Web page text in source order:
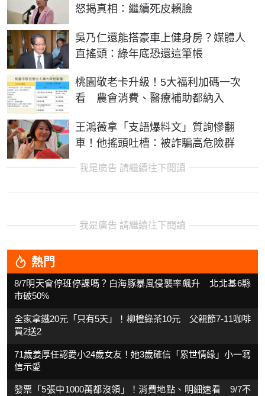
怒揭真相：繼續死皮賴臉
吳乃仁還能搭豪車上健身房？媒體人
直搖頭：綠年底恐還這筆帳
桃園敬老卡升級！5大福利加碼一次
看 農會消費、醫療補助都納入
王鴻薇拿「支語爆料文」質詢慘翻
車！他搖頭吐槽：被詐騙高危險群
我是廣告 請繼續往下閱讀
我是廣告 請繼續往下閱讀
熱門
8/7明天會停班停課嗎？白海豚暴風侵襲率飆升 北北基6縣
市破50%
全家拿鐵20元「只有5天」！柳橙綠茶10元 父親節7-11咖啡
買2送2
71歲姜厚任認愛小24歲女友！她3歲確信「累世情緣」小一寫
信示愛
發票「5張中1000萬都沒領」！消費地點、明細速看 9/7不